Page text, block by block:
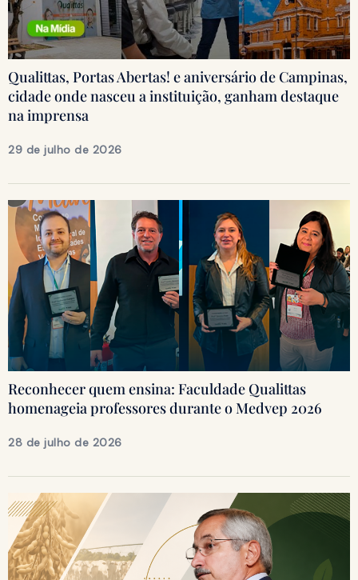
Qualittas, Portas Abertas! e aniversário de Campinas,
cidade onde nasceu a instituição, ganham destaque
na imprensa
29 de julho de 2026
Reconhecer quem ensina: Faculdade Qualittas
homenageia professores durante o Medvep 2026
28 de julho de 2026